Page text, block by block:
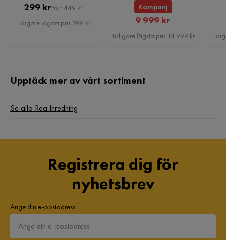
Pris
299 krOriginal
Pris
Förr 449 kr
Tidigare lägsta pris 299 kr
Kampanj
Rabatterat
Pris
9 999 kr
Tidigare lägsta pris 14 999 kr
Upptäck mer av vårt sortiment
Se alla Rea Inredning
Registrera dig för
nyhetsbrev
Ange din e-postadress